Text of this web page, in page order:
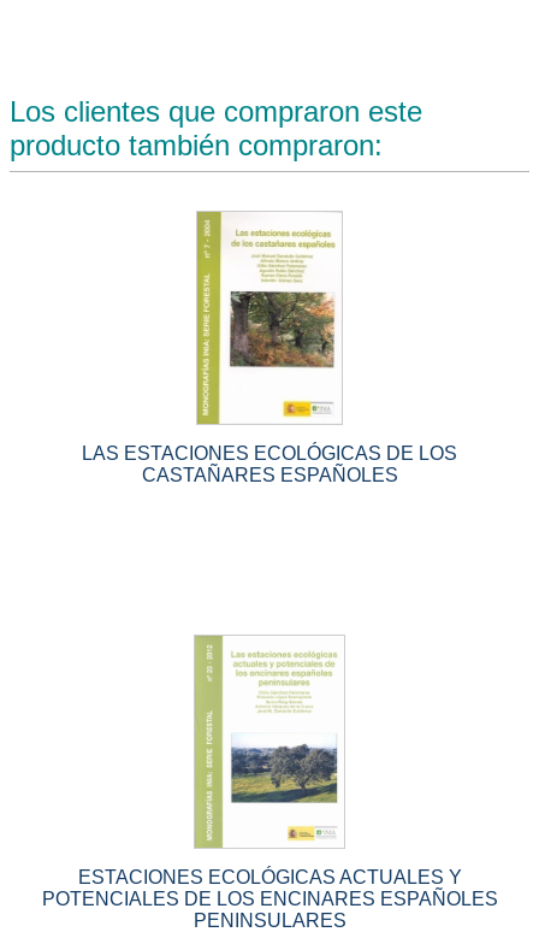
Los clientes que compraron este
producto también compraron:
LAS ESTACIONES ECOLÓGICAS DE LOS
CASTAÑARES ESPAÑOLES
ESTACIONES ECOLÓGICAS ACTUALES Y
POTENCIALES DE LOS ENCINARES ESPAÑOLES
PENINSULARES